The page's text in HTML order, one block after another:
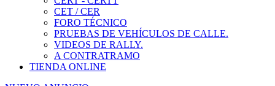
CET / CER
FORO TÉCNICO
PRUEBAS DE VEHÍCULOS DE CALLE.
VIDEOS DE RALLY.
A CONTRATRAMO
TIENDA ONLINE